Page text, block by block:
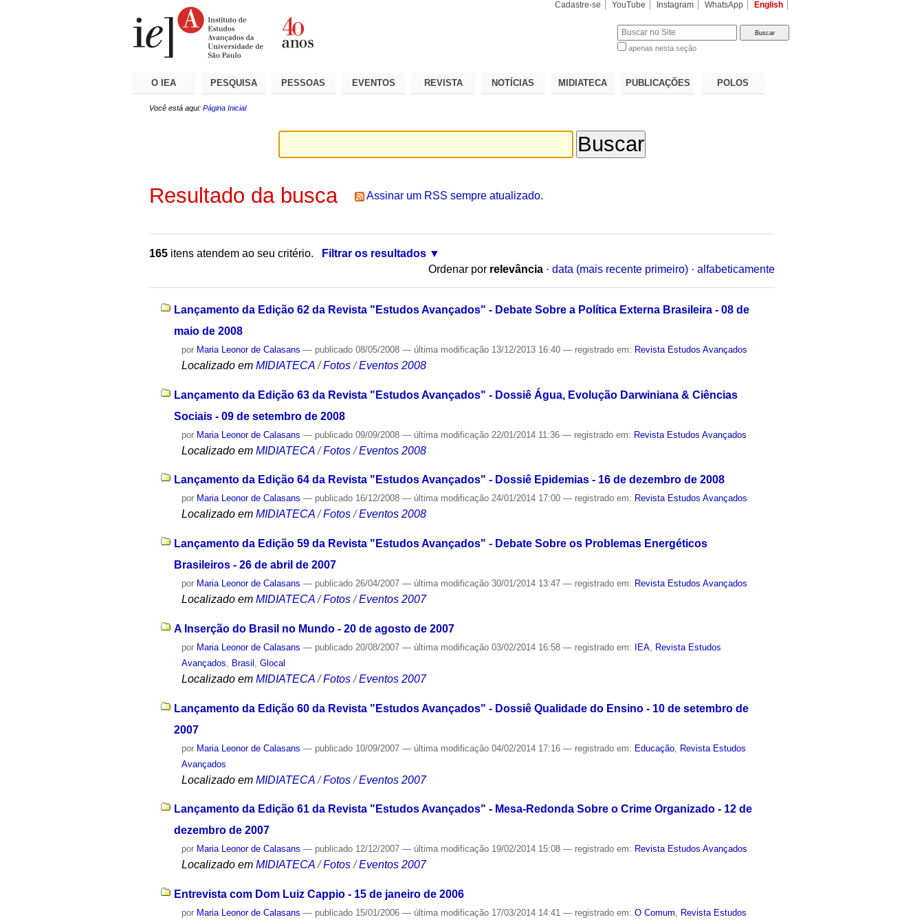
Cadastre-se YouTube Instagram WhatsApp English
apenas nesta seção
O IEA PESQUISA PESSOAS EVENTOS REVISTA NOTÍCIAS MIDIATECA PUBLICAÇÕES POLOS
Você está aqui: Página Inicial
Resultado da busca Assinar um RSS sempre atualizado.
165 itens atendem ao seu critério.
Filtrar os resultados
Ordenar por relevância · data (mais recente primeiro) · alfabeticamente
Lançamento da Edição 62 da Revista "Estudos Avançados" - Debate Sobre a Política Externa Brasileira - 08 de
maio de 2008
por Maria Leonor de Calasans — publicado 08/05/2008— última modificação 13/12/2013 16:40— registrado em: Revista Estudos Avançados
Localizado em MIDIATECA /Fotos /Eventos 2008
Lançamento da Edição 63 da Revista "Estudos Avançados" - Dossiê Água, Evolução Darwiniana & Ciências
Sociais - 09 de setembro de 2008
por Maria Leonor de Calasans — publicado 09/09/2008— última modificação 22/01/2014 11:36— registrado em: Revista Estudos Avançados
Localizado em MIDIATECA /Fotos /Eventos 2008
Lançamento da Edição 64 da Revista "Estudos Avançados" - Dossiê Epidemias - 16 de dezembro de 2008
por Maria Leonor de Calasans — publicado 16/12/2008— última modificação 24/01/2014 17:00— registrado em: Revista Estudos Avançados
Localizado em MIDIATECA /Fotos /Eventos 2008
Lançamento da Edição 59 da Revista "Estudos Avançados" - Debate Sobre os Problemas Energéticos
Brasileiros - 26 de abril de 2007
por Maria Leonor de Calasans — publicado 26/04/2007— última modificação 30/01/2014 13:47— registrado em: Revista Estudos Avançados
Localizado em MIDIATECA /Fotos /Eventos 2007
A Inserção do Brasil no Mundo - 20 de agosto de 2007
por Maria Leonor de Calasans — publicado 20/08/2007— última modificação 03/02/2014 16:58— registrado em: IEA
Revista Estudos
Avançados
Brasil ,Glocal
Localizado em MIDIATECA /Fotos /Eventos 2007
Lançamento da Edição 60 da Revista "Estudos Avançados" - Dossiê Qualidade do Ensino - 10 de setembro de
2007
por Maria Leonor de Calasans — publicado 10/09/2007— última modificação 04/02/2014 17:16— registrado em: Educação Revista Estudos
Avançados
Localizado em MIDIATECA /Fotos /Eventos 2007
Lançamento da Edição 61 da Revista "Estudos Avançados" - Mesa-Redonda Sobre o Crime Organizado - 12 de
dezembro de 2007
por Maria Leonor de Calasans — publicado 12/12/2007— última modificação 19/02/2014 15:08— registrado em: Revista Estudos Avançados
Localizado em MIDIATECA /Fotos /Eventos 2007
Entrevista com Dom Luiz Cappio - 15 de janeiro de 2006
por Maria Leonor de Calasans — publicado 15/01/2006— última modificação 17/03/2014 14:41— registrado em:O Comum
Revista Estudos